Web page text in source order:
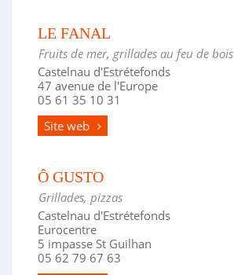
LE FANAL
Fruits de mer, grillades au feu de bois
Castelnau d'Estrétefonds
47 avenue de l'Europe
05 61 35 10 31
Site web
Ô GUSTO
Grillades, pizzas
Castelnau d'Estrétefonds
Eurocentre
5 impasse St Guilhan
05 62 79 67 63